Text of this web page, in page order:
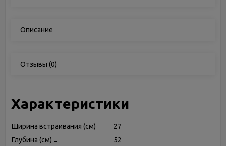
Описание
Отзывы (0)
Характеристики
Ширина встраивания (см)
27
Глубина (см)
52